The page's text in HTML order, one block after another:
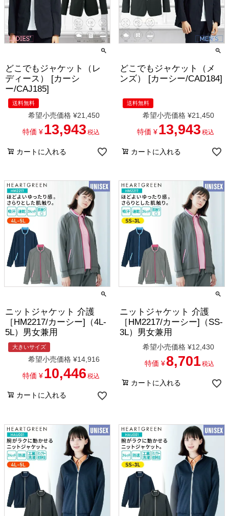
どこでもジャケット（レ
ディース） [カーシ
ー/CAJ185]
送料無料
希望小売価格 ¥21,450
特価 ¥ 13,943 税込
カートに入れる
どこでもジャケット（メ
ンズ） [カーシー/CAD184]
送料無料
希望小売価格 ¥21,450
特価 ¥ 13,943 税込
カートに入れる
ニットジャケット 介護
［HM2217/カーシー]（4L-
5L）男女兼用
大きいサイズ
希望小売価格 ¥14,916
特価 ¥ 10,446 税込
カートに入れる
ニットジャケット 介護
［HM2217/カーシー]（SS-
3L）男女兼用
希望小売価格 ¥12,430
特価 ¥8,701税込
カートに入れる